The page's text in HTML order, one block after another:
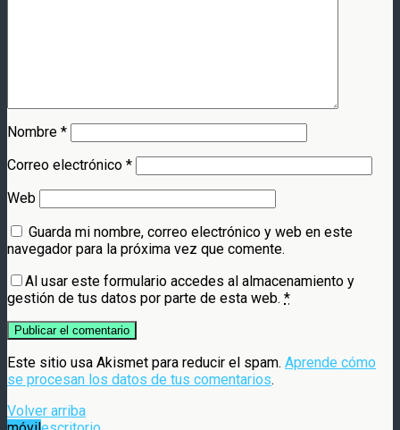
Nombre *
Correo electrónico *
Web
Guarda mi nombre, correo electrónico y web en este
navegador para la próxima vez que comente.
Al usar este formulario accedes al almacenamiento y
gestión de tus datos por parte de esta web. *
Este sitio usa Akismet para reducir el spam. Aprende cómo
se procesan los datos de tus comentarios.
Volver arriba